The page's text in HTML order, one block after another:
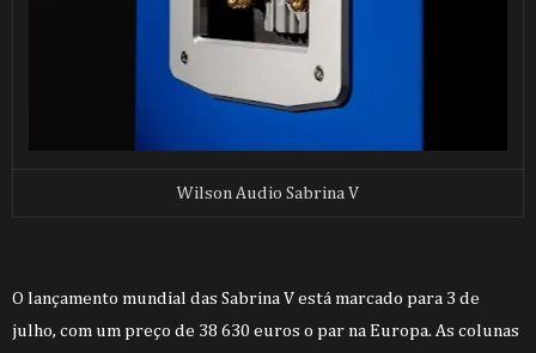
Wilson Audio Sabrina V
O lançamento mundial das Sabrina V está marcado para 3 de
julho, com um preço de 38 630 euros o par na Europa. As colunas